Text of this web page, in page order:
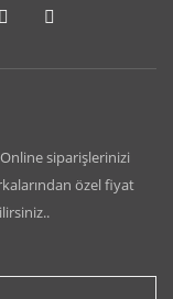
siparişlerinizi
özel fiyat